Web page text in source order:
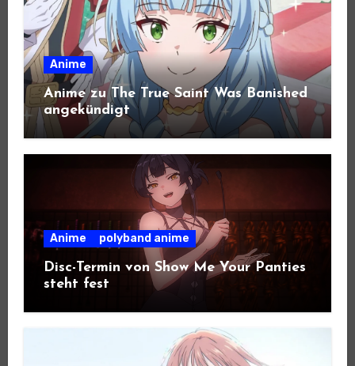
Anime
Anime zu The True Saint Was Banished
angekündigt
Anime polyband anime
Disc-Termin von Show Me Your Panties
steht fest